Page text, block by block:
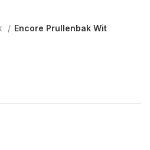
Encore Prullenbak Wit